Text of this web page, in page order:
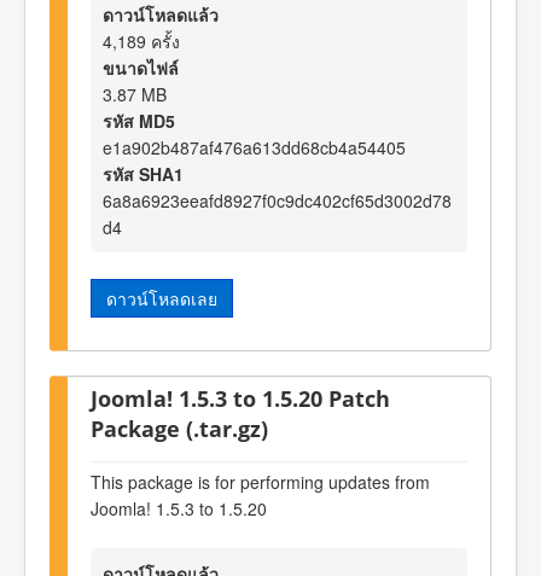
ดาวน์โหลดแล้ว
4,189 ครั้ง
ขนาดไฟล์
3.87 MB
รหัส MD5
e1a902b487af476a613dd68cb4a54405
รหัส SHA1
6a8a6923eeafd8927f0c9dc402cf65d3002d78
d4
ดาวน์โหลดเลย
Joomla! 1.5.3 to 1.5.20 Patch
Package (.tar.gz)
This package is for performing updates from
Joomla! 1.5.3 to 1.5.20